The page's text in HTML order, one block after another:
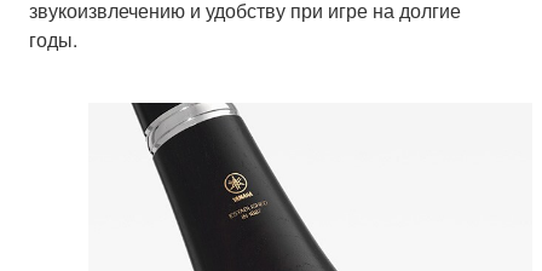
звукоизвлечению и удобству при игре на долгие
годы.